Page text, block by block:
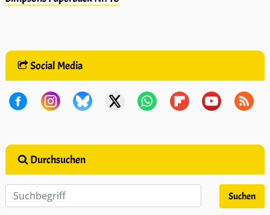
Social Media
Durchsuchen